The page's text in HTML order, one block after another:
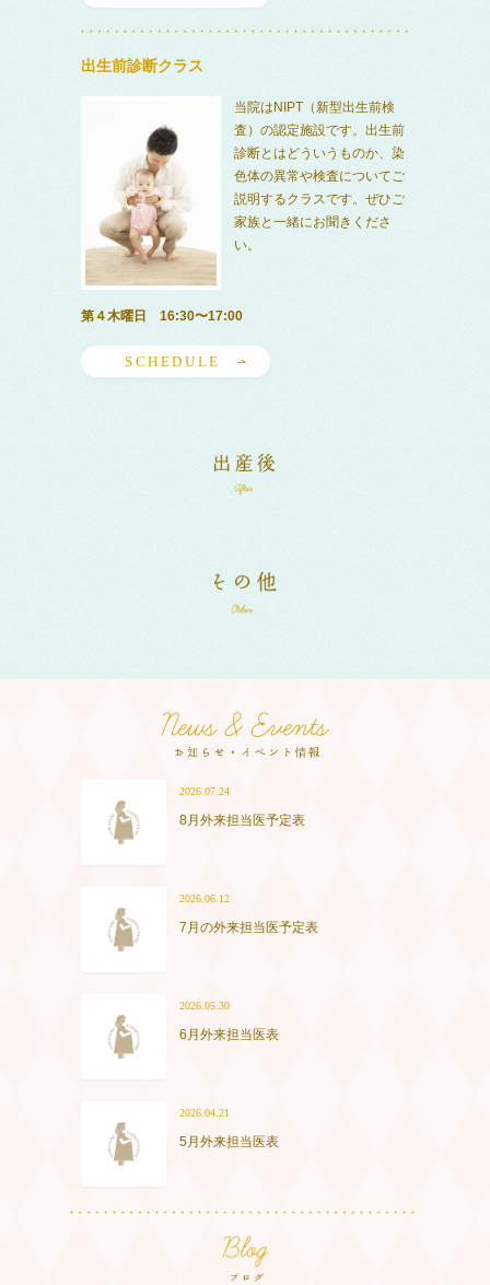
出生前診断クラス
当院はNIPT（新型出生前検
査）の認定施設です。出生前
診断とはどういうものか、染
色体の異常や検査についてご
説明するクラスです。ぜひご
家族と一緒にお聞きくださ
い。
第４木曜日 16:30〜17:00
SCHEDULE
2026.07.24
8月外来担当医予定表
2026.06.12
7月の外来担当医予定表
2026.05.30
6月外来担当医表
2026.04.21
5月外来担当医表